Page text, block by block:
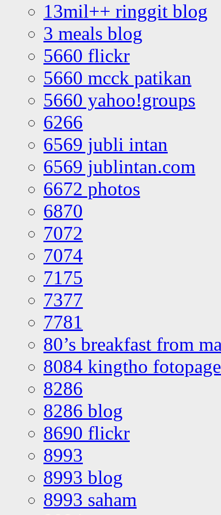
13mil++ ringgit blog
3 meals blog
5660 flickr
5660 mcck patikan
5660 yahoo!groups
6266
6569 jubli intan
6569 jublintan.com
6672 photos
6870
7072
7074
7175
7377
7781
80’s breakfast from
8084 kingtho
8286
8286 blog
8690 flickr
8993
8993 blog
8993 saham